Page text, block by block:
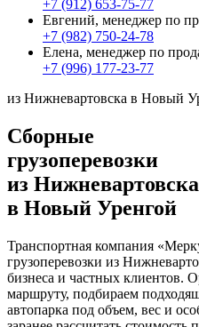
+7 (912) 653-75-77
Евгений, менеджер по
+7 (982) 750-24-78
Елена, менеджер по
+7 (996) 177-23-77
из Нижневартовска в Новый
Сборные
грузоперевозки
из Нижневартовска
в Новый Уренгой
Транспортная компания
грузоперевозки из
бизнеса и частных клиентов.
маршруту, подбираем
автопарка под объем, вес и